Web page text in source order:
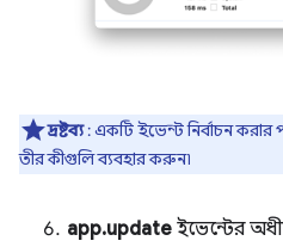
দ্রষ্টব্য: একটি ইভেন্ট নির্বাচন করার
তীর কীগুলি ব্যবহার করুন৷
app.update ইভেন্টের